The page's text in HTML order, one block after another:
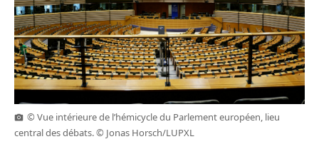
© Vue intérieure de l’hémicycle du Parlement européen, lieu
central des débats. © Jonas Horsch/LUPXL